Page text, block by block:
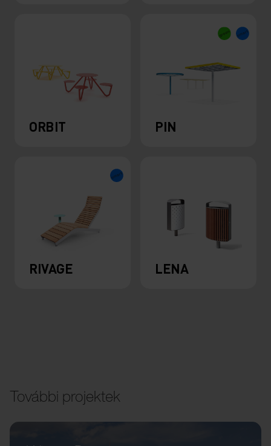
ORBIT PIN
RIVAGE LENA
További projektek